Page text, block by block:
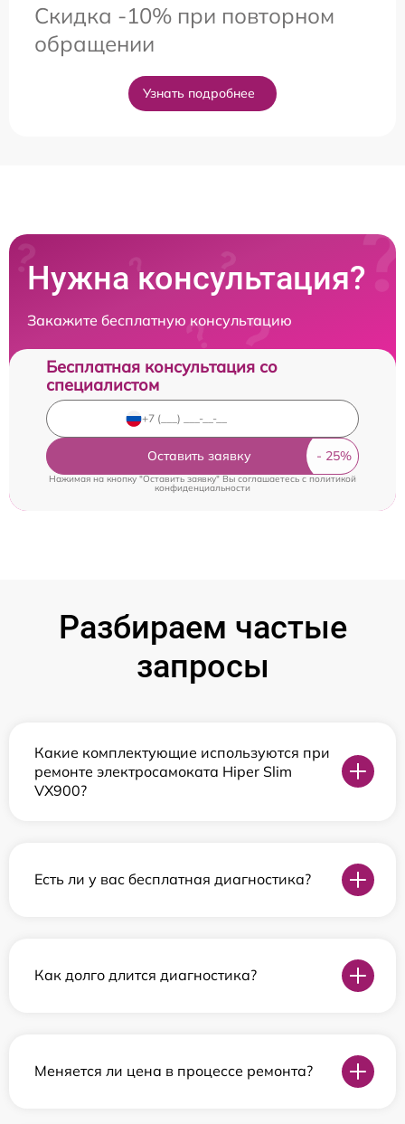
Скидка -10% при повторном
обращении
Узнать подробнее
Нужна консультация?
Закажите бесплатную консультацию
Бесплатная консультация со
специалистом
Оставить заявку
Нажимая на кнопку "Оставить заявку" Вы соглашаетесь cполитикой
конфиденциальности
Разбираем частые
запросы
Какие комплектующие используются при
ремонте электросамоката Hiper Slim
VX900?
Есть ли у вас бесплатная диагностика?
Как долго длится диагностика?
Меняется ли цена в процессе ремонта?